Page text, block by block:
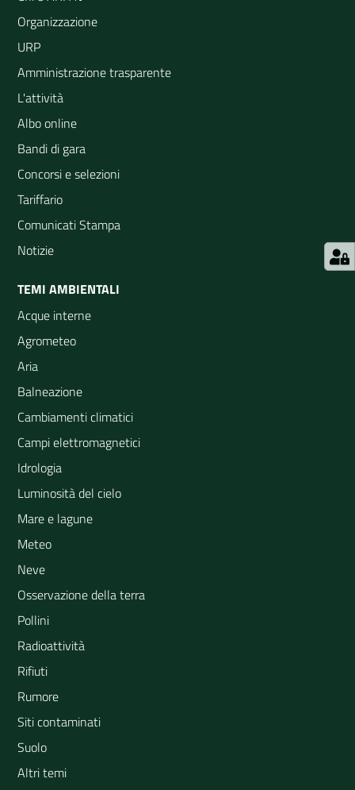
Organizzazione
URP
Amministrazione trasparente
L'attività
Albo online
Bandi di gara
Concorsi e selezioni
Tariffario
Comunicati Stampa
Notizie
TEMI AMBIENTALI
Acque interne
Agrometeo
Aria
Balneazione
Cambiamenti climatici
Campi elettromagnetici
Idrologia
Luminosità del cielo
Mare e lagune
Meteo
Neve
Osservazione della terra
Pollini
Radioattività
Rifiuti
Rumore
Siti contaminati
Suolo
Altri temi